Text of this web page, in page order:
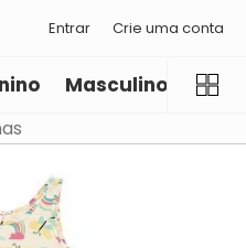
Entrar Crie uma conta
Masculino